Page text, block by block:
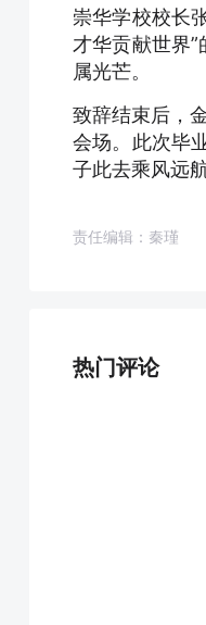
崇华学校校长
才华贡献世界
属光芒。
致辞结束后，
会场。此次毕
子此去乘风远
责任编辑：秦瑾
热门评论